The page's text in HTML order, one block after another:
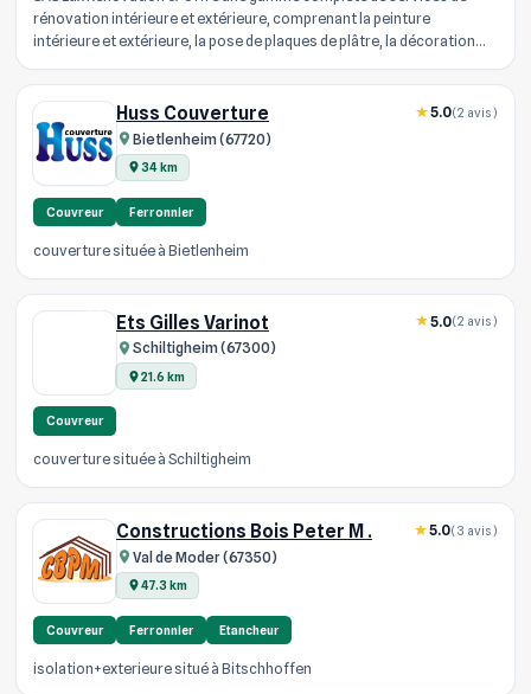
rénovation intérieure et extérieure, comprenant la peinture
intérieure et extérieure, la pose de plaques de plâtre, la décoration
Huss Couverture
Bietlenheim (67720)
34 km
5.0(2 avis)
Couvreur Ferronnier
couverture située à Bietlenheim
Ets Gilles Varinot
Schiltigheim (67300)
21.6 km
5.0(2 avis)
Couvreur
couverture située à Schiltigheim
Constructions Bois Peter M .
Val de Moder (67350)
47.3 km
5.0(3 avis)
Couvreur Ferronnier Etancheur
isolation+exterieure situé à Bitschhoffen